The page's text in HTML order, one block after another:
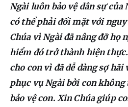
Ngài luôn bảo vệ dân sự của
có thể phải đối mặt với
Chúa vì Ngài đã nâng đỡ họ
hiểm đó trở thành hiện
cho con vì đã dễ dàng sợ
phục vụ Ngài bởi con
bảo vệ con. Xin Chúa giúp